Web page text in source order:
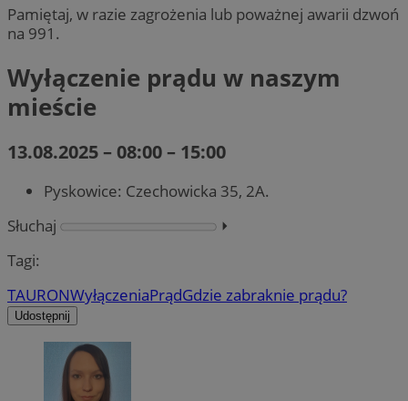
Pamiętaj, w razie zagrożenia lub poważnej awarii dzwoń
na 991.
Wyłączenie prądu w naszym
mieście
13.08.2025 – 08:00 – 15:00
Pyskowice: Czechowicka 35, 2A.
Słuchaj
⏵︎
Tagi:
TAURONWyłączeniaPrądGdzie zabraknie prądu?
Udostępnij